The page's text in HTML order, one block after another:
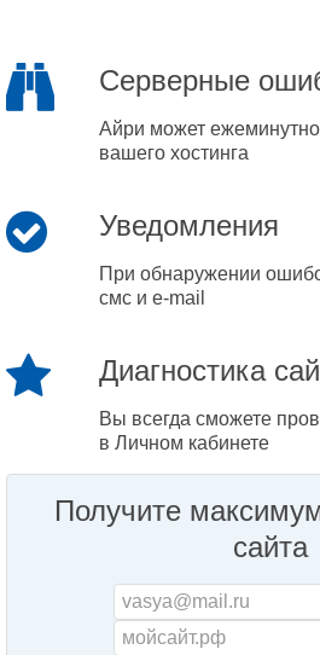
Серверные
Айри может
вашего хостинга
Уведомления
При обнаружении
смс и e-mail
Диагностика
Вы всегда сможете
в Личном кабинете
Получите
сайта